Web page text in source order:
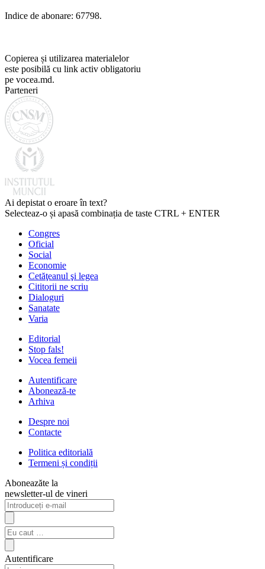
Indice de abonare: 67798.
Copierea și utilizarea materialelor
este posibilă cu link activ obligatoriu
pe vocea.md.
Parteneri
Ai depistat o eroare în text?
Selecteaz-o și apasă combinația de taste CTRL + ENTER
Congres
Oficial
Social
Economie
Cetăţeanul şi legea
Cititorii ne scriu
Dialoguri
Sanatate
Varia
Editorial
Stop fals!
Vocea femeii
Autentificare
Abonează-te
Arhiva
Despre noi
Contacte
Politica editorială
Termeni și condiții
Aboneazăte la
newsletter-ul de vineri
Autentificare